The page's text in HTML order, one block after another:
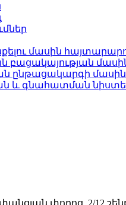
մասին
բացակայության
ընթացակարգի մասին
և գնահատման
փողոց, 2/12